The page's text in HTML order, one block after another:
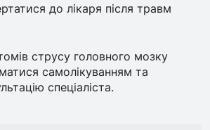
до лікаря після травм
струсу головного мозку
самолікуванням та
спеціаліста.